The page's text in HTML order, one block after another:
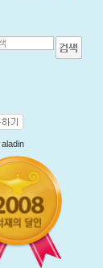
aladin